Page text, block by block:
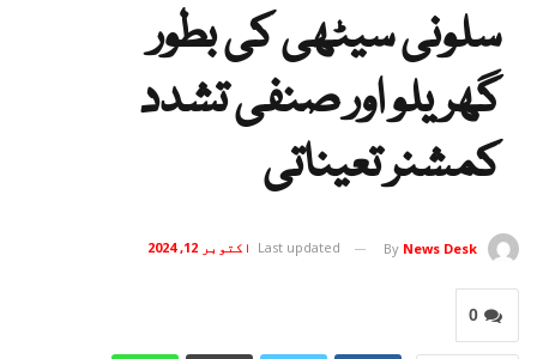
سلونی سیٹھی کی بطور
گھریلو اور صنفی تشدد
کمشنر تعیناتی
By News Desk
Last updated اکتوبر 12, 2024
0